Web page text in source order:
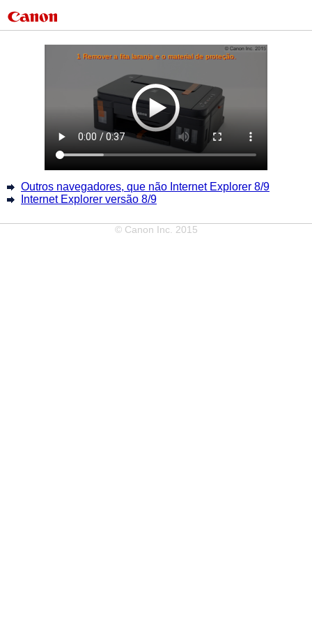
Outros navegadores, que não Internet Explorer 8/9
Internet Explorer versão 8/9
© Canon Inc. 2015